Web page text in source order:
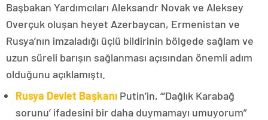
Başbakan Yardımcıları Aleksandr Novak ve Aleksey
Overçuk oluşan heyet Azerbaycan, Ermenistan ve
Rusya’nın imzaladığı üçlü bildirinin bölgede sağlam ve
uzun süreli barışın sağlanması açısından önemli adım
olduğunu açıklamıştı.
Rusya Devlet Başkanı Putin’in, “‘Dağlık Karabağ
sorunu’ ifadesini bir daha duymamayı umuyorum”